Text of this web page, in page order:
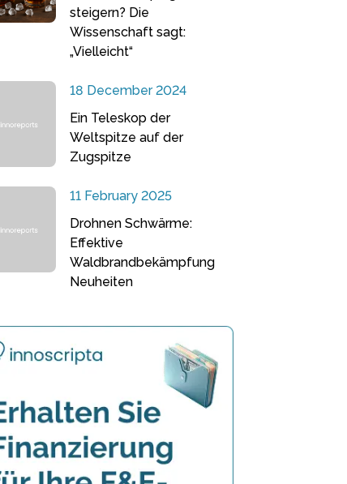
steigern? Die
Wissenschaft sagt:
„Vielleicht“
18 December 2024
Ein Teleskop der
Weltspitze auf der
Zugspitze
11 February 2025
Drohnen Schwärme:
Effektive
Waldbrandbekämpfung
Neuheiten